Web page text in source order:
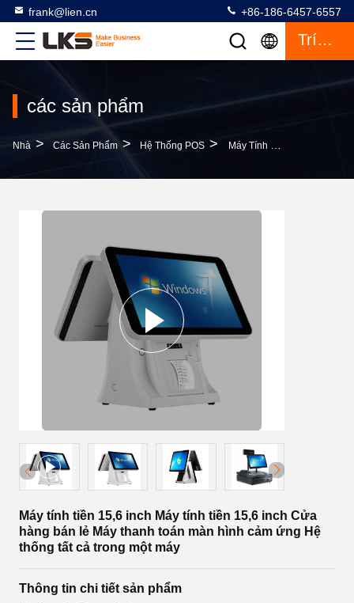
frank@lien.cn +86-186-6457-6557
Trích Dẫn
các sản phẩm
Nhà > Các Sản Phẩm > Hệ Thống POS > Máy Tính Tiền 15,6 Inch Máy Tính Tiền 15,6 Inch Cửa Hàng Bán Lẻ Máy Thanh Toán Màn Hình Cảm Ứng Hệ Thống Tất Cả Trong Một Máy
Máy tính tiền 15,6 inch Máy tính tiền 15,6 inch Cửa
hàng bán lẻ Máy thanh toán màn hình cảm ứng Hệ
thống tất cả trong một máy
Thông tin chi tiết sản phẩm